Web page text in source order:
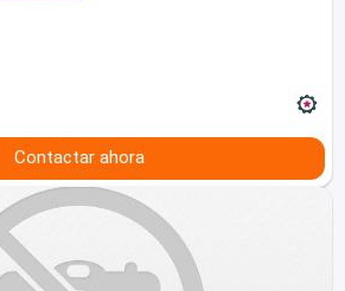
Contactar ahora